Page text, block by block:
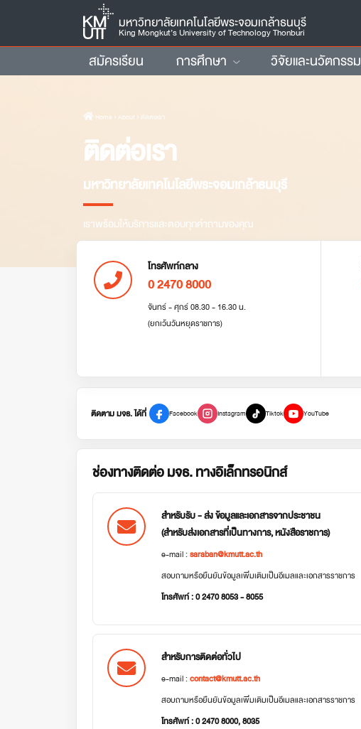
มหาวิทยาลัยเทคโนโลยีพระจอมเกล้าธนบุรี
King Mongkut’s University of Technology Thonburi
สมัครเรียน การศึกษา วิจัยและนวัตกรรม
Home › About › ติดต่อเรา
ติดต่อเรา
มหาวิทยาลัยเทคโนโลยีพระจอมเกล้าธนบุรี
เราพร้อมให้บริการและตอบทุกคำถามของคุณ
โทรศัพท์กลาง
0 2470 8000
จันทร์ - ศุกร์ 08.30 - 16.30 น.
(ยกเว้นวันหยุดราชการ)
ติดตาม มจธ. ได้ที่ Facebook Instagram Tiktok YouTube
ช่องทางติดต่อ มจธ. ทางอิเล็กทรอนิกส์
สำหรับรับ - ส่ง ข้อมูลและเอกสารจากประชาชน
(สำหรับส่งเอกสารที่เป็นทางการ, หนังสือราชการ)
e-mail :saraban@kmutt.ac.th
สอบถามหรือยืนยันข้อมูลเพิ่มเติมเป็นอีเมลและเอกสารราชการ
โทรศัพท์ : 0 2470 8053 - 8055
สำหรับการติดต่อทั่วไป
e-mail :contact@kmutt.ac.th
สอบถามหรือยืนยันข้อมูลเพิ่มเติมเป็นอีเมลและเอกสารราชการ
โทรศัพท์ : 0 2470 8000, 8035